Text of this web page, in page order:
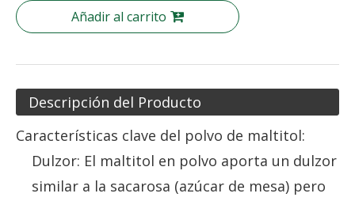
Añadir al carrito
Descripción del Producto
Características clave del polvo de maltitol:
Dulzor: El maltitol en polvo aporta un dulzor
similar a la sacarosa (azúcar de mesa) pero